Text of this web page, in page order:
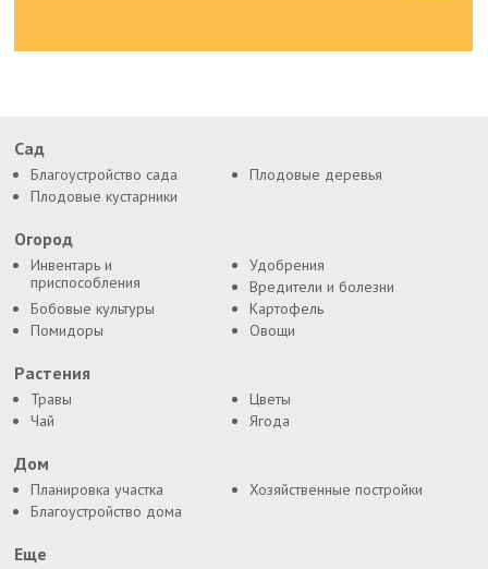
Сад
Благоустройство сада
Плодовые деревья
Плодовые кустарники
Огород
Инвентарь и
приспособления
Удобрения
Вредители и болезни
Бобовые культуры
Картофель
Помидоры
Овощи
Растения
Травы
Цветы
Чай
Ягода
Дом
Планировка участка
Хозяйственные постройки
Благоустройство дома
Еще